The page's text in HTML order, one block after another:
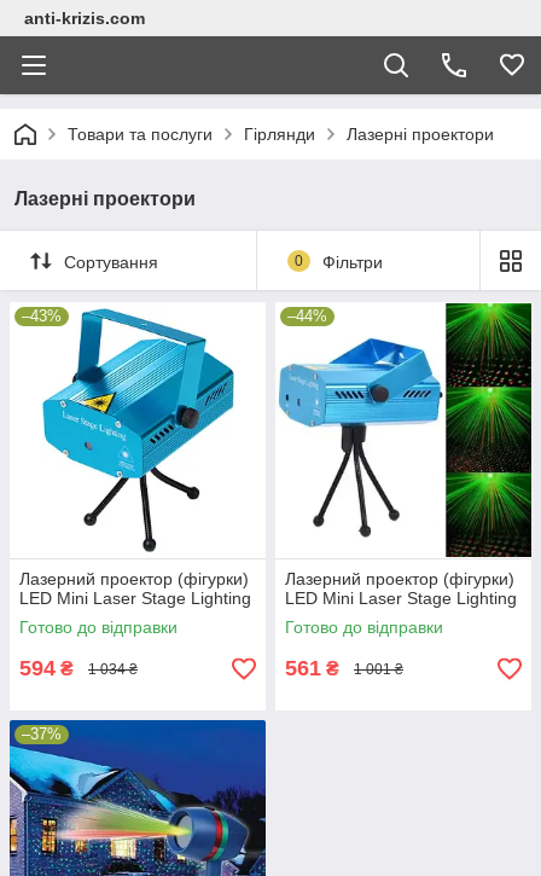
anti-krizis.com
Товари та послуги Гірлянди Лазерні проектори
Лазерні проектори
Сортування 0 Фільтри
–43%
Лазерний проектор (фігурки)
LED Mini Laser Stage Lighting
Готово до відправки
594 ₴ 1 034 ₴
–44%
Лазерний проектор (фігурки)
LED Mini Laser Stage Lighting
Готово до відправки
561 ₴ 1 001 ₴
–37%